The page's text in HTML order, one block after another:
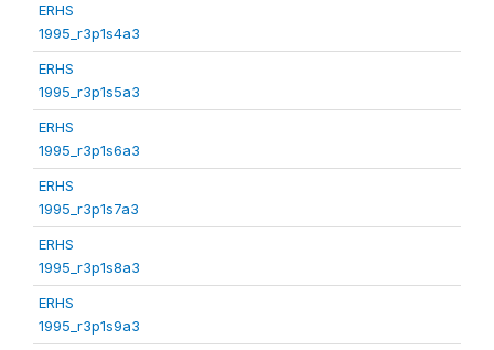
ERHS
1995_r3p1s4a3
ERHS
1995_r3p1s5a3
ERHS
1995_r3p1s6a3
ERHS
1995_r3p1s7a3
ERHS
1995_r3p1s8a3
ERHS
1995_r3p1s9a3